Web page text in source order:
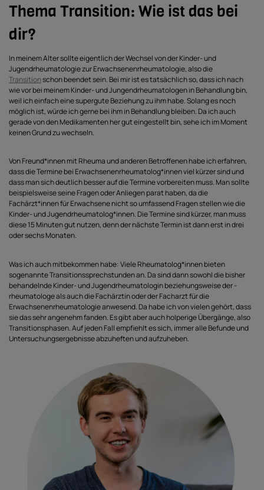
Thema Transition: Wie ist das bei
dir?
In meinem Alter sollte eigentlich der Wechsel von der Kinder- und
Jugendrheumatologie zur Erwachsenenrheumatologie, also die
Transitionschon beendet sein. Bei mir ist es tatsächlich so, dass ich nach
wie vor bei meinem Kinder- und Jungendrheumatologen in Behandlung bin,
weil ich einfach eine supergute Beziehung zu ihm habe. Solang es noch
möglich ist, würde ich gerne bei ihm in Behandlung bleiben. Da ich auch
gerade von den Medikamenten her gut eingestellt bin, sehe ich im Moment
keinen Grund zu wechseln.
Von Freund*innen mit Rheuma und anderen Betroffenen habe ich erfahren,
dass die Termine bei Erwachsenenrheumatolog*innen viel kürzer sind und
dass man sich deutlich besser auf die Termine vorbereiten muss. Man sollte
beispielsweise seine Fragen oder Anliegen parat haben, da die
Fachärzt*innen für Erwachsene nicht so umfassend Fragen stellen wie die
Kinder- und Jugendrheumatolog*innen. Die Termine sind kürzer, man muss
diese 15 Minuten gut nutzen, denn der nächste Termin ist dann erst in drei
oder sechs Monaten.
Was ich auch mitbekommen habe: Viele Rheumatolog*innen bieten
sogenannte Transitionssprechstunden an. Da sind dann sowohl die bisher
behandelnde Kinder- und Jugendrheumatologin beziehungsweise der -
rheumatologe als auch die Fachärztin oder der Facharzt für die
Erwachsenenrheumatologie anwesend. Da habe ich von vielen gehört, dass
sie das sehr angenehm fanden. Es gibt aber auch holperige Übergänge, also
Transitionsphasen. Auf jeden Fall empfiehlt es sich, immer alle Befunde und
Untersuchungsergebnisse abzuheften und aufzuheben.